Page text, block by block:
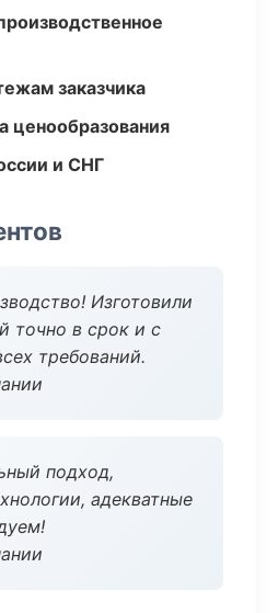
заказчика
ценообразования
и СНГ
Изготовили
точно в срок и с
требований.
подход,
адекватные